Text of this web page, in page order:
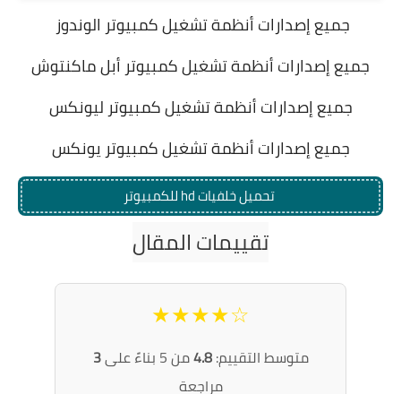
جميع إصدارات أنظمة تشغيل كمبيوتر الوندوز
جميع إصدارات أنظمة تشغيل كمبيوتر أبل ماكنتوش
جميع إصدارات أنظمة تشغيل كمبيوتر ليونكس
جميع إصدارات أنظمة تشغيل كمبيوتر يونكس
للكمبيوتر hd تحميل خلفيات
تقييمات المقال
☆★★★★
متوسط التقييم:4.8من 5 بناءً على
3
مراجعة